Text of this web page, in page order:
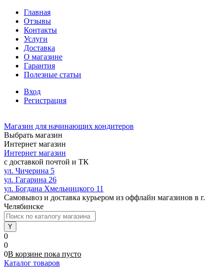
Главная
Отзывы
Контакты
Услуги
Доставка
О магазине
Гарантия
Полезные статьи
Вход
Регистрация
Магазин для начинающих кондитеров
Выбрать магазин
Интернет магазин
Интернет магазин
с доставкой почтой и ТК
ул. Чичерина 5
ул. Гагарина 26
ул. Богдана Хмельницкого 11
Самовывоз и доставка курьером из оффлайн магазинов в г.
Челябинске
0
0
0В корзине пока пусто
Каталог товаров